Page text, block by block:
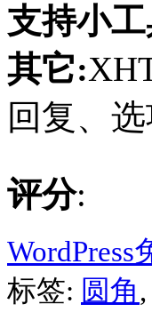
支持小
其它:
回复、
评分:
WordPress
标签: 圆角,